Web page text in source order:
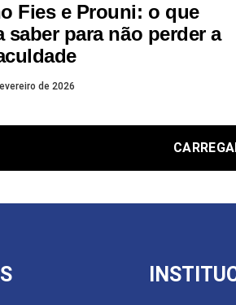
Fies e Prouni: o que
saber para não perder a
de 2026